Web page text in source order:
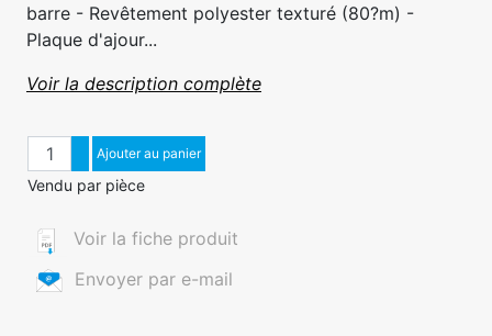
barre - Revêtement polyester texturé (80?m) -
Plaque d'ajour...
Voir la description complète
QuantitéAugmenter quantité
Diminuer quantité
Ajouter au panier
Vendu par pièce
Voir la fiche produit
Envoyer par e-mail